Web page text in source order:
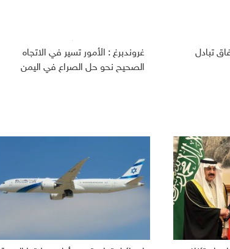
تبادل
غروندبرغ : الأمور تسير في الاتجاه
الصحيح نحو حل الصراع في اليمن